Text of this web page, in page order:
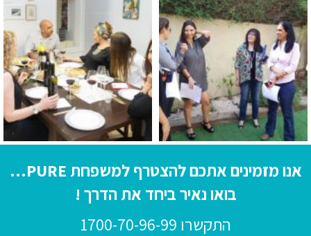
אנו מזמינים אתכם להצטרף למשפחת PURE…
בואו נאיר ביחד את הדרך !
התקשרו 1700-70-96-99